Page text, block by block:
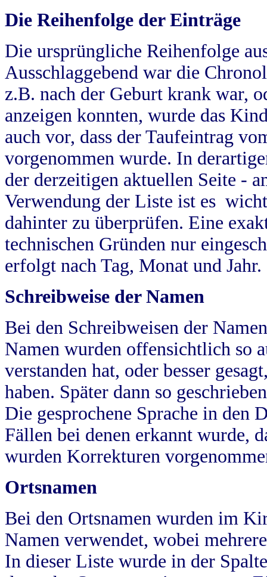
Die Reihenfolge der Einträge
Die ursprüngliche Reihenfolge
Ausschlaggebend war die
z.B. nach der Geburt krank war,
anzeigen konnten, wurde das
auch vor, dass der Taufeintrag
vorgenommen wurde. In
der derzeitigen aktuellen Seite -
Verwendung der Liste ist es
dahinter zu überprüfen. Eine
technischen Gründen nur
erfolgt nach Tag, Monat und Jahr.
Schreibweise der Namen
Bei den Schreibweisen der
Namen wurden offensichtlich so
verstanden hat, oder besser
haben. Später dann so
Die gesprochene Sprache in
Fällen bei denen erkannt wurde,
wurden Korrekturen
Ortsnamen
Bei den Ortsnamen wurden im
Namen verwendet, wobei
In dieser Liste wurde in der